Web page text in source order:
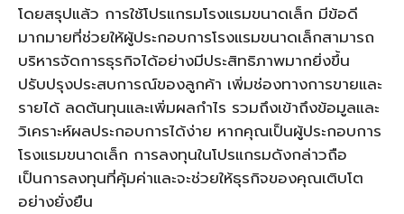
โดยสรุปแล้ว การใช้โปรแกรมโรงแรมขนาดเล็ก มีข้อดี
มากมายที่ช่วยให้ผู้ประกอบการโรงแรมขนาดเล็กสามารถ
บริหารจัดการธุรกิจได้อย่างมีประสิทธิภาพมากยิ่งขึ้น
ปรับปรุงประสบการณ์ของลูกค้า เพิ่มช่องทางการขายและ
รายได้ ลดต้นทุนและเพิ่มผลกำไร รวมถึงเข้าถึงข้อมูลและ
วิเคราะห์ผลประกอบการได้ง่าย หากคุณเป็นผู้ประกอบการ
โรงแรมขนาดเล็ก การลงทุนในโปรแกรมดังกล่าวถือ
เป็นการลงทุนที่คุ้มค่าและจะช่วยให้ธุรกิจของคุณเติบโต
อย่างยั่งยืน